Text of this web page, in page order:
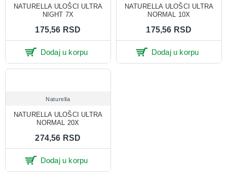
NATURELLA ULOŠCI ULTRA
NIGHT 7X
175,56 RSD
Dodaj u korpu
NATURELLA ULOŠCI ULTRA
NORMAL 10X
175,56 RSD
Dodaj u korpu
Naturella
NATURELLA ULOŠCI ULTRA
NORMAL 20X
274,56 RSD
Dodaj u korpu